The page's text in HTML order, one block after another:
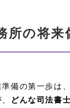
所の将来
備の第一歩は、
どんな司法書